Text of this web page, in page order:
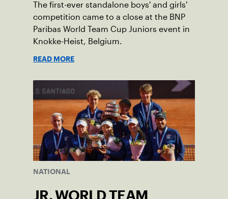
The first-ever standalone boys' and girls'
competition came to a close at the BNP
Paribas World Team Cup Juniors event in
Knokke-Heist, Belgium.
READ MORE
NATIONAL
JR. WORLD TEAM